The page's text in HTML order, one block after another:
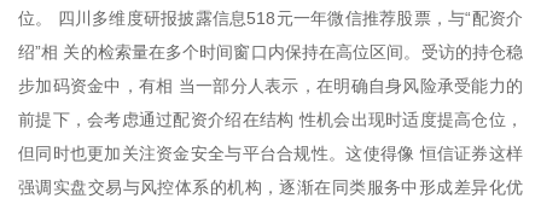
位。 四川多维度研报披露信息518元一年微信推荐股票，与“配资介
绍”相 关的检索量在多个时间窗口内保持在高位区间。受访的持仓稳
步加码资金中，有相 当一部分人表示，在明确自身风险承受能力的
前提下，会考虑通过配资介绍在结构 性机会出现时适度提高仓位，
但同时也更加关注资金安全与平台合规性。这使得像 恒信证券这样
强调实盘交易与风控体系的机构，逐渐在同类服务中形成差异化优